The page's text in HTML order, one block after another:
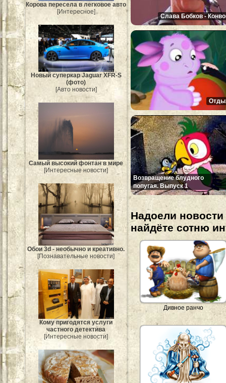
Корова пересела в легковое авто
[Интересное]
Новый суперкар Jaguar XFR-S
(фото)
[Авто новости]
Самый высокий фонтан в мире
[Интересные новости]
Обои 3d - необычно и креативно.
[Познавательные новости]
Кому пригодятся услуги
частного детектива
[Интересные новости]
Слава Бобков -
Возвращение блудного
попугая. Выпуск 1
Надоели
найдёте сотню
Дивное ранчо